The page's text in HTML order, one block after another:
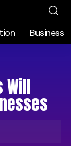
Business
Will